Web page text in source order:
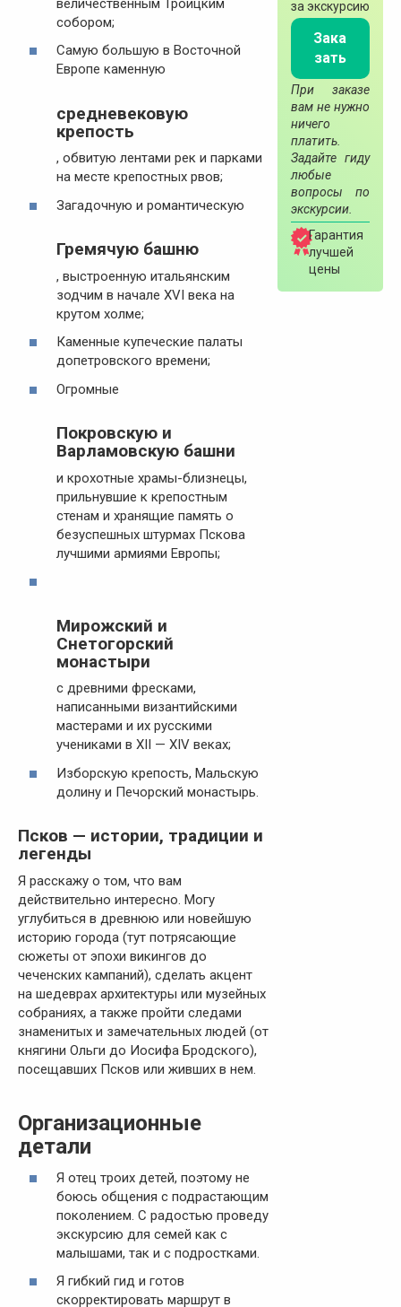
за экскурсию
Зака
зать
При заказе
вам не нужно
ничего
платить.
Задайте гиду
любые
вопросы по
экскурсии.
Гарантия
лучшей
цены
величественным Троицким
собором;
Самую большую в Восточной
Европе каменную
средневековую
крепость
, обвитую лентами рек и парками
на месте крепостных рвов;
Загадочную и романтическую
Гремячую башню
, выстроенную итальянским
зодчим в начале XVI века на
крутом холме;
Каменные купеческие палаты
допетровского времени;
Огромные
Покровскую и
Варламовскую башни
и крохотные храмы-близнецы,
прильнувшие к крепостным
стенам и хранящие память о
безуспешных штурмах Пскова
лучшими армиями Европы;
Мирожский и
Снетогорский
монастыри
с древними фресками,
написанными византийскими
мастерами и их русскими
учениками в XII — XIV веках;
Изборскую крепость, Мальскую
долину и Печорский монастырь.
Псков — истории, традиции и
легенды
Я расскажу о том, что вам
действительно интересно. Могу
углубиться в древнюю или новейшую
историю города (тут потрясающие
сюжеты от эпохи викингов до
чеченских кампаний), сделать акцент
на шедеврах архитектуры или музейных
собраниях, а также пройти следами
знаменитых и замечательных людей (от
княгини Ольги до Иосифа Бродского),
посещавших Псков или живших в нем.
Организационные
детали
Я отец троих детей, поэтому не
боюсь общения с подрастающим
поколением. С радостью проведу
экскурсию для семей как с
малышами, так и с подростками.
Я гибкий гид и готов
скорректировать маршрут в